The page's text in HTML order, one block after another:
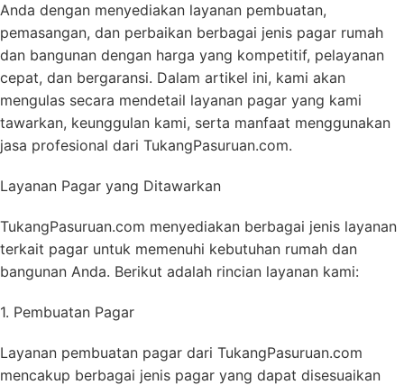
Anda dengan menyediakan layanan pembuatan,
pemasangan, dan perbaikan berbagai jenis pagar rumah
dan bangunan dengan harga yang kompetitif, pelayanan
cepat, dan bergaransi. Dalam artikel ini, kami akan
mengulas secara mendetail layanan pagar yang kami
tawarkan, keunggulan kami, serta manfaat menggunakan
jasa profesional dari TukangPasuruan.com.
Layanan Pagar yang Ditawarkan
TukangPasuruan.com menyediakan berbagai jenis layanan
terkait pagar untuk memenuhi kebutuhan rumah dan
bangunan Anda. Berikut adalah rincian layanan kami:
1. Pembuatan Pagar
Layanan pembuatan pagar dari TukangPasuruan.com
mencakup berbagai jenis pagar yang dapat disesuaikan